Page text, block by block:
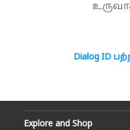
Dialog ID
Explore and Shop